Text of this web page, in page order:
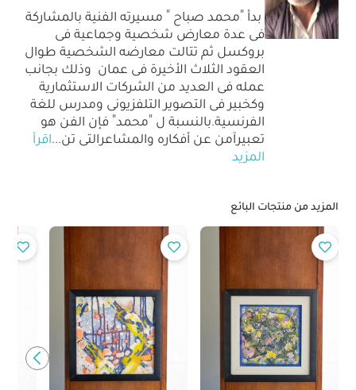
بدأ "محمد صباح " مسيرته الفنية بالمشاركة
فى عدة معارض شخصية وجماعية فى
بروكسل ثم تتالت معارضه الشخصية طوال
العقود الثلاث الأخيرة فى عمان وذلك بجانب
عمله فى العديد من الشركات الاستثمارية
وكخبير فى التصوير التلفزيونى ومدرس للغة
الفرنسية.بالنسبة ل "محمد" فإن الفن هو
تعبيرآمن عن أفكاره والمشاعرالتى تن...اقرأ
المزيد
المزيد من منتجات البائع